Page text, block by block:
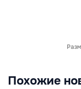
Похожие